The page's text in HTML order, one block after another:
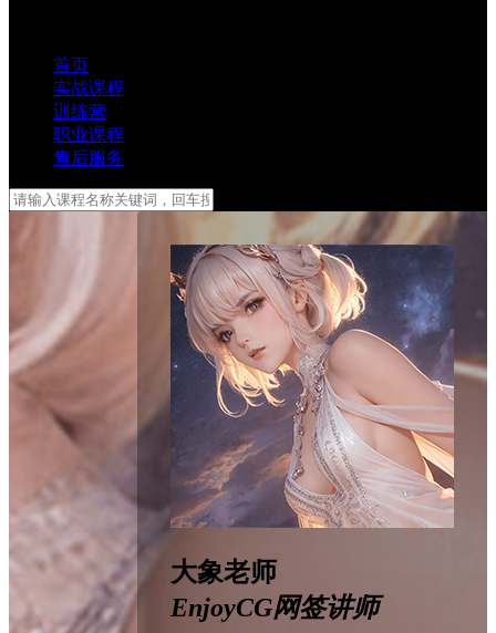
首页
实战课程
训练营
职业课程
售后服务
大象老师
EnjoyCG网签讲师